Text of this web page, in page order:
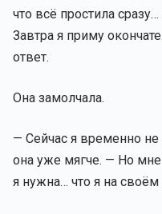
что всё простила
Завтра я приму
ответ.
Она замолчала.
— Сейчас я временно
она уже мягче. — Но мне
я нужна… что я на своём